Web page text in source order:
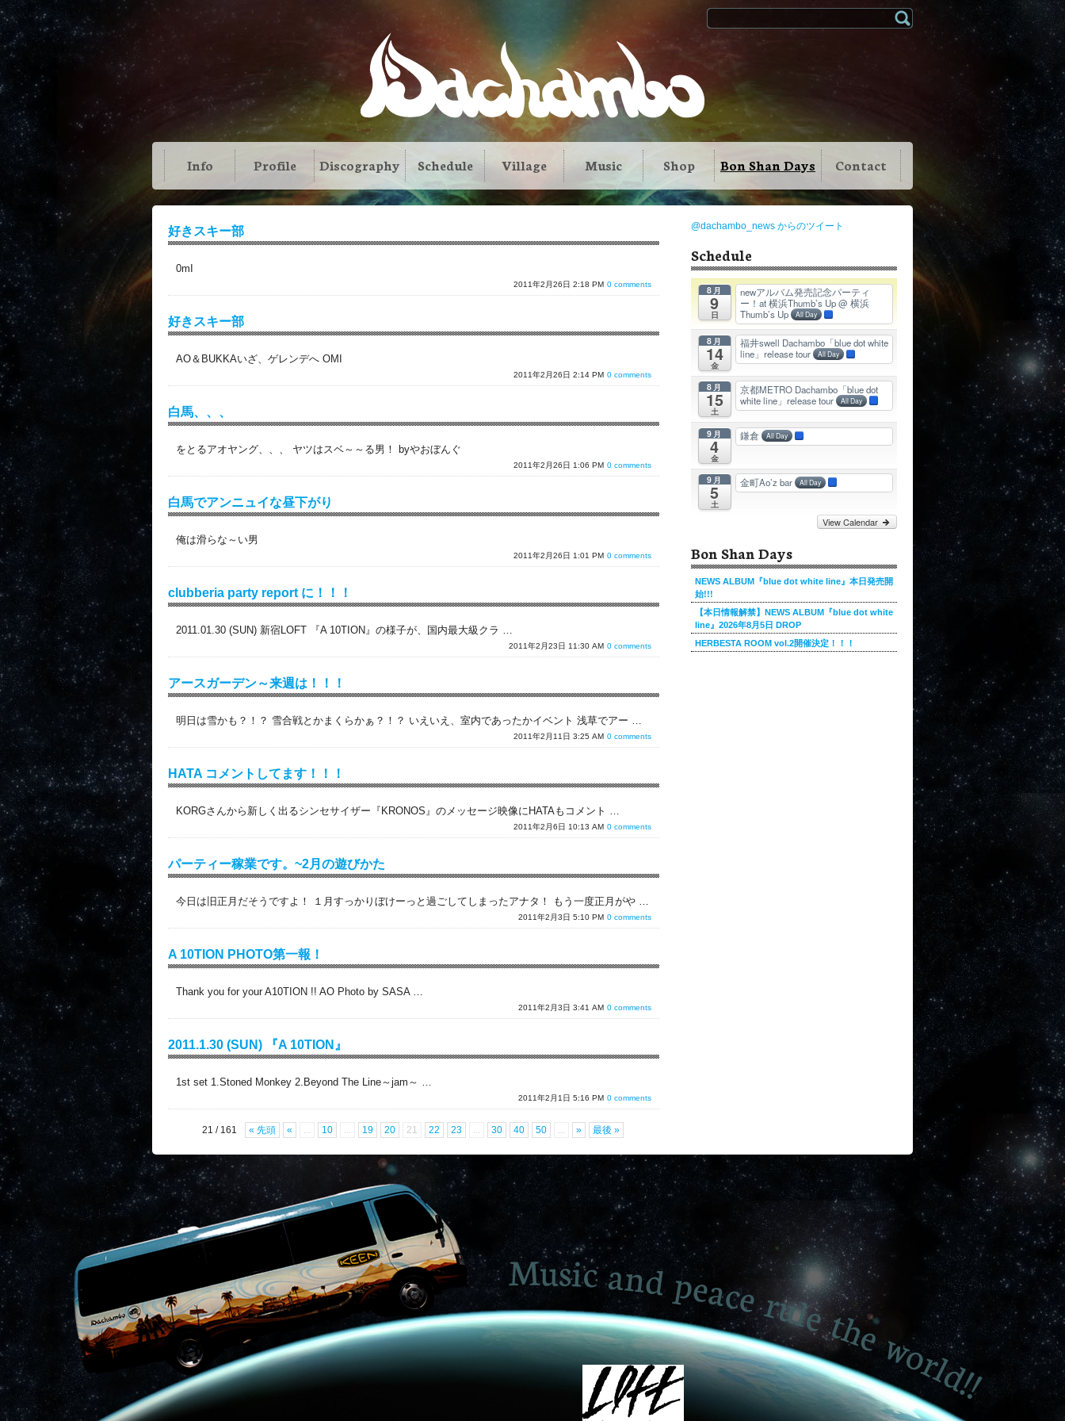
Info Profile Discography Schedule Village Music Shop Bon Shan Days Contact
好きスキー部
0mI
2011年2月26日 2:18 PM 0 comments
好きスキー部
AO＆BUKKAいざ、ゲレンデへ OMI
2011年2月26日 2:14 PM 0 comments
白馬、、、
をとるアオヤング、、、 ヤツはスベ～～る男！ byやおぼんぐ
2011年2月26日 1:06 PM 0 comments
白馬でアンニュイな昼下がり
俺は滑らな～い男
2011年2月26日 1:01 PM 0 comments
clubberia party report に！！！
2011.01.30 (SUN) 新宿LOFT 『A 10TION』の様子が、国内最大級クラ …
2011年2月23日 11:30 AM 0 comments
アースガーデン～来週は！！！
明日は雪かも？！？ 雪合戦とかまくらかぁ？！？ いえいえ、室内であったかイベント 浅草でアー …
2011年2月11日 3:25 AM 0 comments
HATA コメントしてます！！！
KORGさんから新しく出るシンセサイザー『KRONOS』のメッセージ映像にHATAもコメント …
2011年2月6日 10:13 AM 0 comments
パーティー稼業です。~2月の遊びかた
今日は旧正月だそうですよ！ １月すっかりぼけーっと過ごしてしまったアナタ！ もう一度正月がや …
2011年2月3日 5:10 PM 0 comments
A 10TION PHOTO第一報！
Thank you for your A10TION !! AO Photo by SASA …
2011年2月3日 3:41 AM 0 comments
2011.1.30 (SUN) 『A 10TION』
1st set 1.Stoned Monkey 2.Beyond The Line～jam～ …
2011年2月1日 5:16 PM 0 comments
21 / 161 « 先頭 « ... 10 ... 19 20 21 22 23 ... 30 40 50 ... » 最後 »
@dachambo_news からのツイート
Schedule
8月
9
日
newアルバム発売記念パーティ
ー！at 横浜Thumb’s Up@ 横浜
Thumb’s Up All Day
8月
14
金
福井swell Dachambo「blue dot white
line」release tour All Day
8月
15
土
京都METRO Dachambo「blue dot
white line」release tour All Day
9月
4
金
鎌倉 All Day
9月
5
土
金町Ao’z bar All Day
View Calendar
Bon Shan Days
NEWS ALBUM『blue dot white line』本日発売開
始!!!
【本日情報解禁】NEWS ALBUM『blue dot white
line』2026年8月5日 DROP
HERBESTA ROOM vol.2開催決定！！！